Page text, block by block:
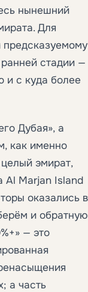
нынешний
Для
предсказуемому
стадии —
и с куда более
Дубая», а
как именно
эмират,
Al Marjan Island
оказались в
и обратную
— это
а часть